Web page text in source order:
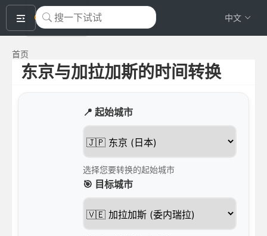
okeyTool 中文
首页
东京与加拉加斯的时间转换
📍 起始城市
选择您要转换的起始城市
🎯 目标城市